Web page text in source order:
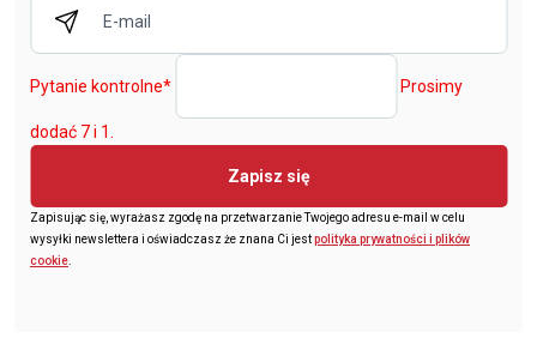
Pytanie kontrolne* Prosimy
dodać 7 i 1.
Zapisz się
Zapisując się, wyrażasz zgodę na przetwarzanie Twojego adresu e-mail w celu
wysyłki newslettera i oświadczasz że znana Ci jestpolityka prywatności i plików
cookie